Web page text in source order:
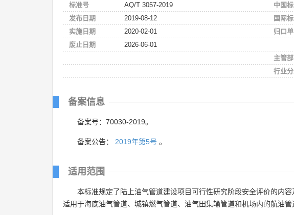
标准号
AQ/T 3057-2019
发布日期
2019-08-12
实施日期
2020-02-01
废止日期
2026-06-01
中国
国际
归口
主管
行业
备案信息
备案号：70030-2019。
备案公告： 2019年第5号 。
适用范围
本标准规定了陆上油气管道建设项目可行性研究阶段安全评价的内
适用于海底油气管道、城镇燃气管道、油气田集输管道和机场内的航油管